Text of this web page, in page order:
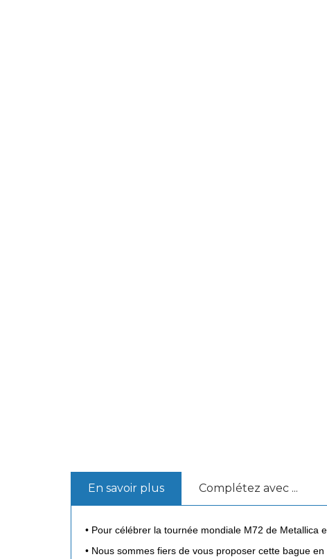
En savoir plus Complétez avec ...
• Pour célébrer la tournée mondiale M72 de Metallica
• Nous sommes fiers de vous proposer cette bague